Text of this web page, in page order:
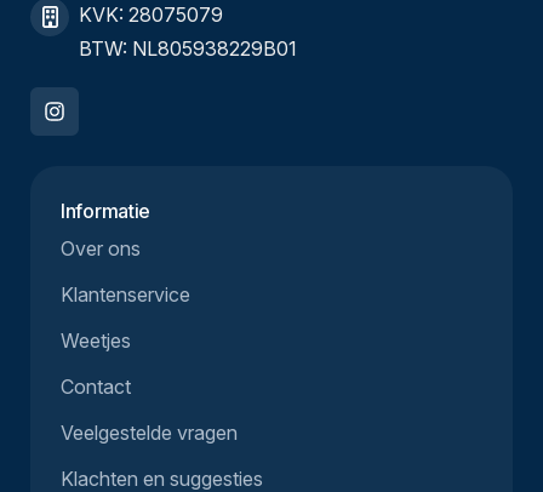
KVK: 28075079
BTW: NL805938229B01
Informatie
Over ons
Klantenservice
Weetjes
Contact
Veelgestelde vragen
Klachten en suggesties